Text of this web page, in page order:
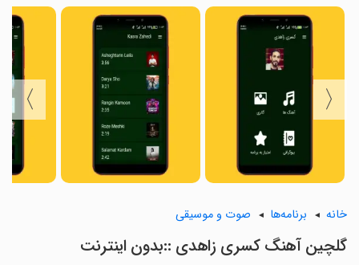
〈
〉
خانه برنامه‌ها صوت و موسیقی
گلچین آهنگ کسری زاهدی ::بدون اینترنت